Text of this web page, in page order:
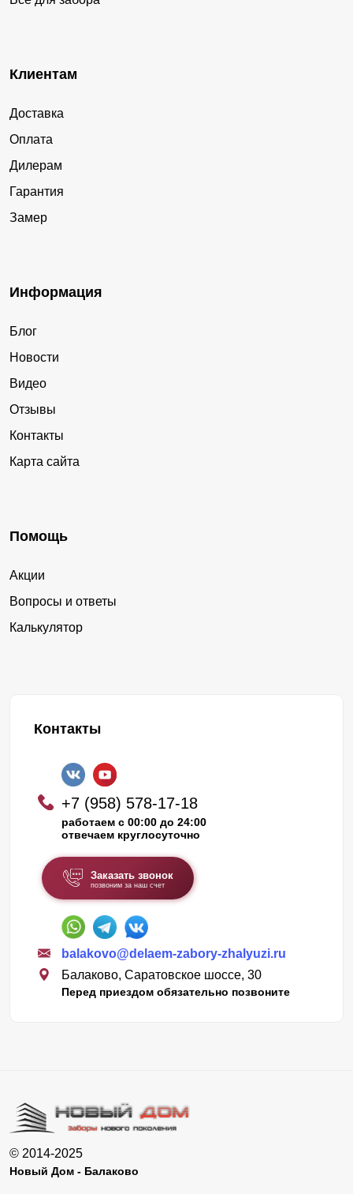
Клиентам
Доставка
Оплата
Дилерам
Гарантия
Замер
Информация
Блог
Новости
Видео
Отзывы
Контакты
Карта сайта
Помощь
Акции
Вопросы и ответы
Калькулятор
Контакты
+7 (958) 578-17-18
работаем с 00:00 до 24:00
отвечаем круглосуточно
Заказать звонок
позвоним за наш счет
balakovo@delaem-zabory-zhalyuzi.ru
Балаково, Саратовское шоссе, 30
Перед приездом обязательно позвоните
© 2014-2025
Новый Дом - Балаково